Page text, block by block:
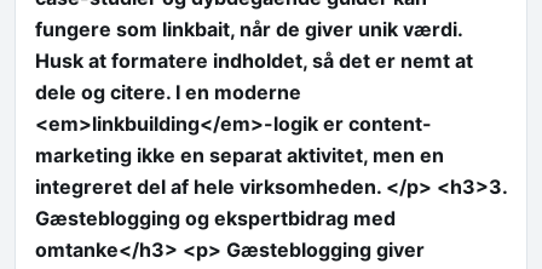
fungere som linkbait, når de giver unik værdi.
Husk at formatere indholdet, så det er nemt at
dele og citere. I en moderne
<em>linkbuilding</em>-logik er content-
marketing ikke en separat aktivitet, men en
integreret del af hele virksomheden. </p> <h3>3.
Gæsteblogging og ekspertbidrag med
omtanke</h3> <p> Gæsteblogging giver